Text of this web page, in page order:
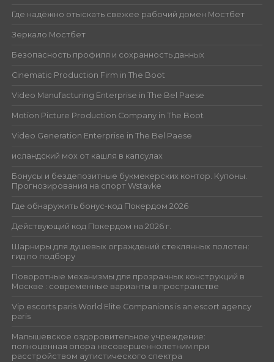
Где надёжно отыскать свежее рабочий домен Мостбет
Зеркало Мостбет
Безопасность профиля и сохранность данных
Cinematic Production Firm in The Boot
Video Manufacturing Enterprise in The Bel Paese
Motion Picture Production Company in The Boot
Video Generation Enterprise in The Bel Paese
исландский мох от кашля в капсулах
Бонусы и бездепозитные букмекерских контор. Купоны.
Прогнозирования на спорт Wstavke
Где обнаружить бонус-код Покердом 2026
Действующий код Покердом на 2026 г.
Шарниры для душевых ограждений стеклянных полотен:
гид по подбору
Поворотные механизмы для прозрачных конструкций в
Москве : современные варианты в пространстве
Vip escorts paris World Elite Companions is an escort agency
paris
Малышевское оздоровительное учреждение:
полноценная опора несовершеннолетним при
расстройством аутистического спектра